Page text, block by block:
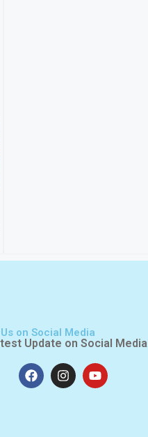
on Social Media
Update on Social Media